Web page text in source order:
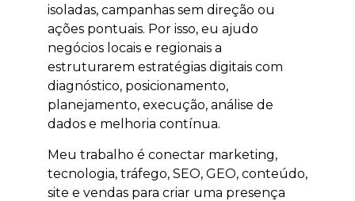
isoladas, campanhas sem direção ou
ações pontuais. Por isso, eu ajudo
negócios locais e regionais a
estruturarem estratégias digitais com
diagnóstico, posicionamento,
planejamento, execução, análise de
dados e melhoria contínua.
Meu trabalho é conectar marketing,
tecnologia, tráfego, SEO, GEO, conteúdo,
site e vendas para criar uma presença